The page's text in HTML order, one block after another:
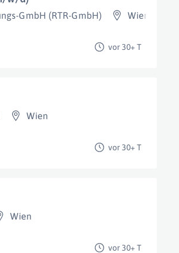
GmbH (RTR-GmbH) Wien 6.
vor 30+ T
Wien
vor 30+ T
Wien
vor 30+ T